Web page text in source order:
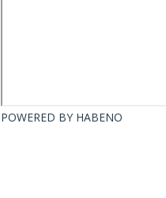
POWERED BY HABENO